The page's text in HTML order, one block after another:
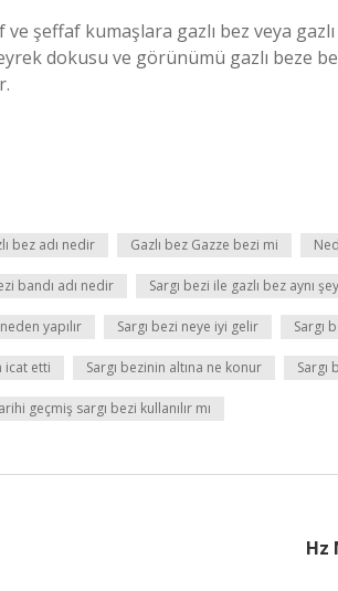
şeffaf kumaşlara gazlı bez veya
dokusu ve görünümü gazlı beze
bez adı nedir Gazlı bez Gazze bezi mi
bandı adı nedir Sargı bezi ile gazlı bez aynı
yapılır Sargı bezi neye iyi gelir Sargı
icat etti Sargı bezinin altına ne konur Sargı
geçmiş sargı bezi kullanılır mı
Hz